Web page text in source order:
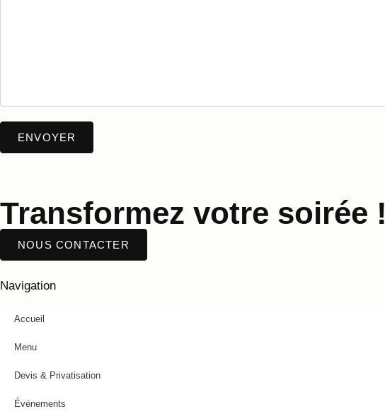
Transformez votre soirée !
NOUS CONTACTER
Navigation
Accueil
Menu
Devis & Privatisation
Événements